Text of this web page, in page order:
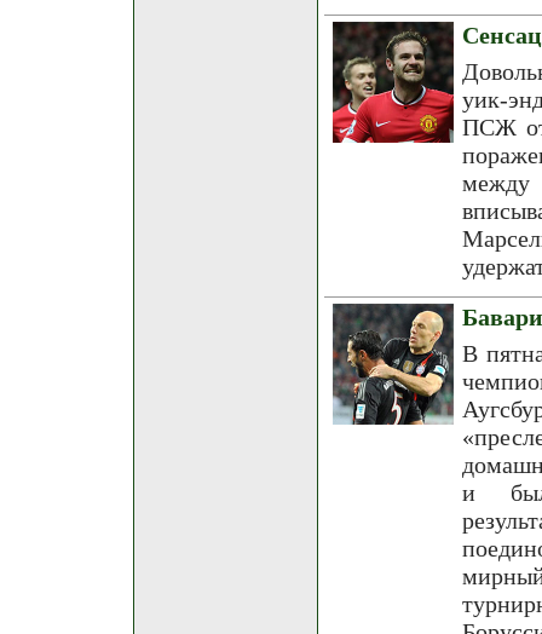
уик-
ПСЖ от
между
В
и был